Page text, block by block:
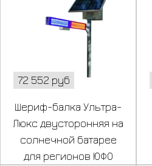
72 552 руб
Шериф-балка Ультра-
Люкс двусторонняя на
солнечной батарее
для регионов ЮФО